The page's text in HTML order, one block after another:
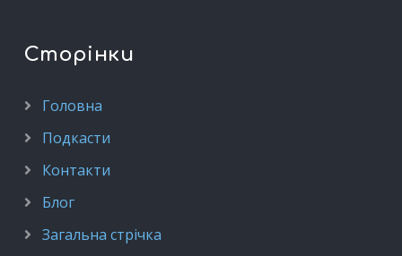
Сторінки
Головна
Подкасти
Контакти
Блог
Загальна стрічка